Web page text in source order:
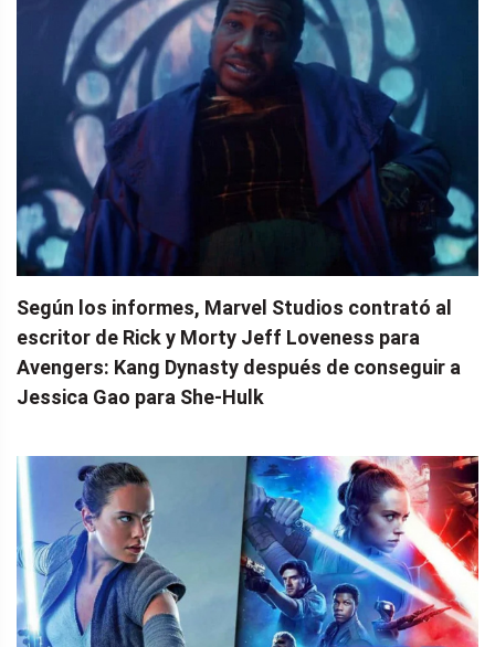
Según los informes, Marvel Studios contrató al
escritor de Rick y Morty Jeff Loveness para
Avengers: Kang Dynasty después de conseguir a
Jessica Gao para She-Hulk